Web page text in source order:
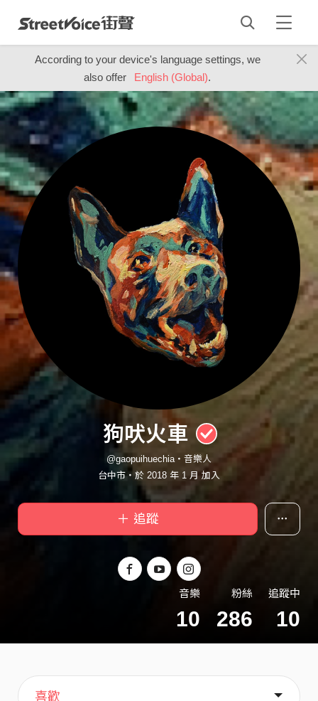
According to your device's language settings, we
also offer
English (Global).
狗吠火車
@gaopuihuechia・音樂人
台中市・於 2018 年 1 月 加入
＋ 追蹤
音樂
10
粉絲
286
追蹤中
10
主頁
音樂
歌單
喜歡
關於